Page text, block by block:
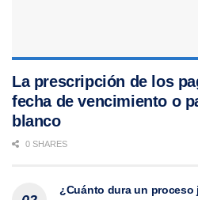
La prescripción de los
fecha de vencimiento o
blanco
0 SHARES
¿Cuánto dura un